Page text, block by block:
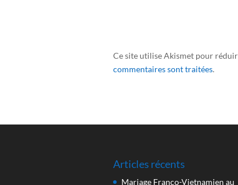
Ce site utilise Akismet pour
commentaires sont traitées.
Articles récents
Mariage Franco-Vietnamien au